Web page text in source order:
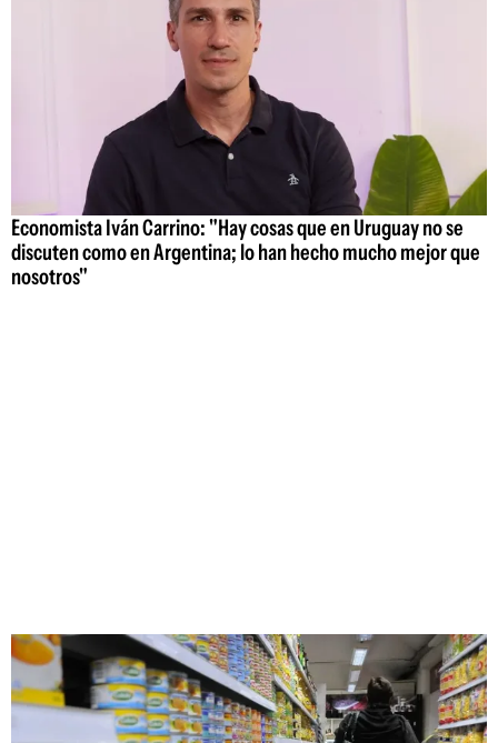
Economista Iván Carrino: "Hay cosas que en Uruguay no se
discuten como en Argentina; lo han hecho mucho mejor que
nosotros"